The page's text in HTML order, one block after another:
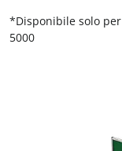
*Disponibile solo per
5000